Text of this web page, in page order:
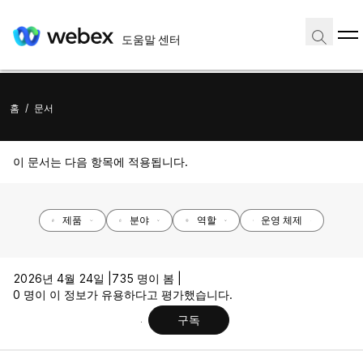
도움말 센터
홈 / 문서
이 문서는 다음 항목에 적용됩니다.
제품 분야 역할 운영 체제
2026년 4월 24일 | 735 명이 봄 |
0 명이 이 정보가 유용하다고 평가했습니다.
구독